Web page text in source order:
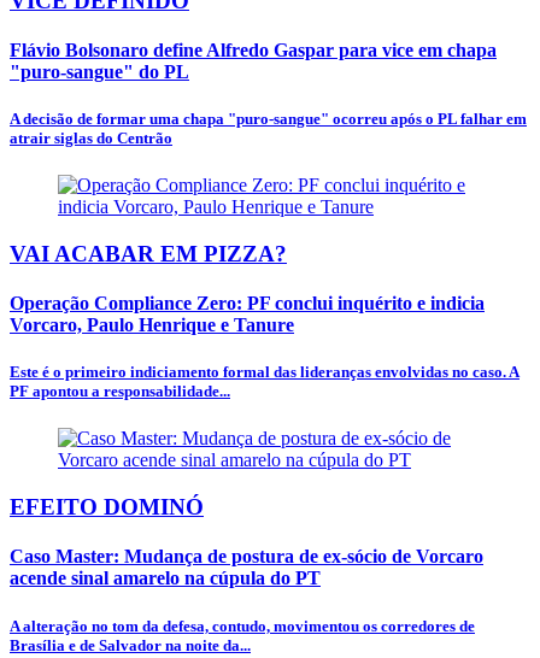
Flávio Bolsonaro define Alfredo Gaspar para vice em chapa
"puro-sangue" do PL
A decisão de formar uma chapa "puro-sangue" ocorreu após o PL falhar em
atrair siglas do Centrão
VAI ACABAR EM PIZZA?
Operação Compliance Zero: PF conclui inquérito e indicia
Vorcaro, Paulo Henrique e Tanure
Este é o primeiro indiciamento formal das lideranças envolvidas no caso. A
PF apontou a responsabilidade...
EFEITO DOMINÓ
Caso Master: Mudança de postura de ex-sócio de Vorcaro
acende sinal amarelo na cúpula do PT
A alteração no tom da defesa, contudo, movimentou os corredores de
Brasília e de Salvador na noite da...